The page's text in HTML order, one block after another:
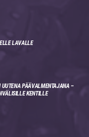
LAVALLE
UUTENA PÄÄVALMENTAJANA –
KENTILLE